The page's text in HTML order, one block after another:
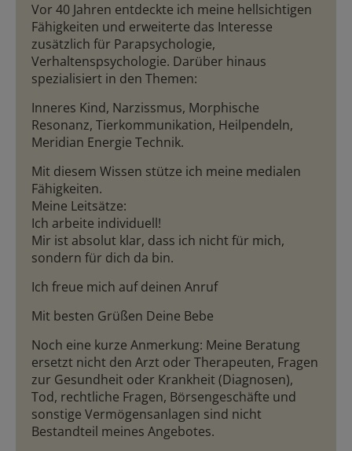
Vor 40 Jahren entdeckte ich meine hellsichtigen
Fähigkeiten und erweiterte das Interesse
zusätzlich für Parapsychologie,
Verhaltenspsychologie. Darüber hinaus
spezialisiert in den Themen:
Inneres Kind, Narzissmus, Morphische
Resonanz, Tierkommunikation, Heilpendeln,
Meridian Energie Technik.
Mit diesem Wissen stütze ich meine medialen
Fähigkeiten.
Meine Leitsätze:
Ich arbeite individuell!
Mir ist absolut klar, dass ich nicht für mich,
sondern für dich da bin.
Ich freue mich aufdeinen Anruf
Mit besten Grüßen Deine Bebe
Noch eine kurze Anmerkung: Meine Beratung
ersetzt nicht den Arzt oder Therapeuten, Fragen
zur Gesundheit oder Krankheit (Diagnosen),
Tod, rechtliche Fragen, Börsengeschäfte und
sonstige Vermögensanlagen sind nicht
Bestandteil meines Angebotes.